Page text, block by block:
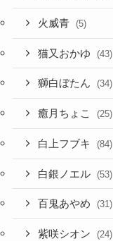
火威青 (5)
猫又おかゆ (43)
獅白ぼたん (34)
癒月ちょこ (25)
白上フブキ (84)
白銀ノエル (53)
百鬼あやめ (31)
紫咲シオン (24)